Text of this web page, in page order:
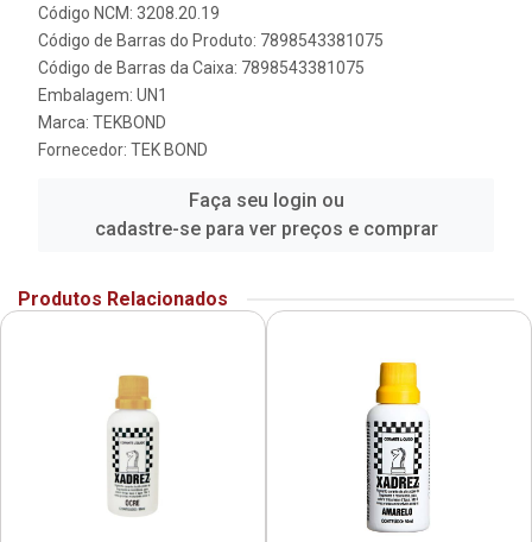
Código NCM: 3208.20.19
Código de Barras do Produto: 7898543381075
Código de Barras da Caixa: 7898543381075
Embalagem: UN1
Marca: TEKBOND
Fornecedor: TEK BOND
Faça seu login ou
cadastre-se para ver preços e comprar
Produtos Relacionados